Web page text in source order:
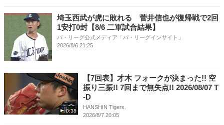
埼玉西武が虎に敗れる 菅井信也が復帰戦で2回
1安打0封【8/6 二軍試合結果】
パ・リーグ公式メディア「パ・リーグインサイト」
2026/8/6 21:25
0:38
【7回表】才木 フォークが決まった!! 空
振り三振!! 7回まで無失点!! 2026/08/07 T
-D
HANSHIN Tigers.
2026/8/7 20:05